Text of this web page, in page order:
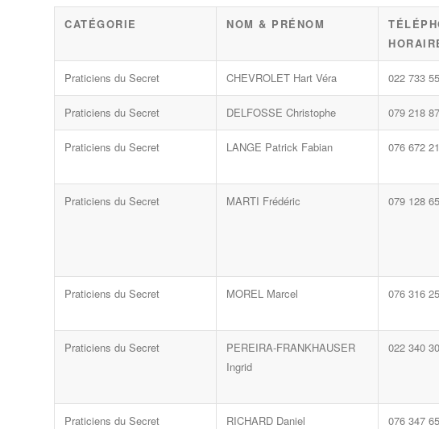
CATÉGORIE NOM & PRÉNOM
Praticiens du Secret CHEVROLET Hart Véra 022 733
Praticiens du Secret DELFOSSE Christophe 079 218
Praticiens du Secret LANGE Patrick Fabian 076 672
Praticiens du Secret MARTI Frédéric 079 128
Praticiens du Secret MOREL Marcel 076 316
Praticiens du Secret
PEREIRA-FRANKHAUSER
Ingrid
022 340
Praticiens du Secret RICHARD Daniel
076 347